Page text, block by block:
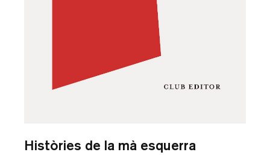
Històries de la mà esquerra